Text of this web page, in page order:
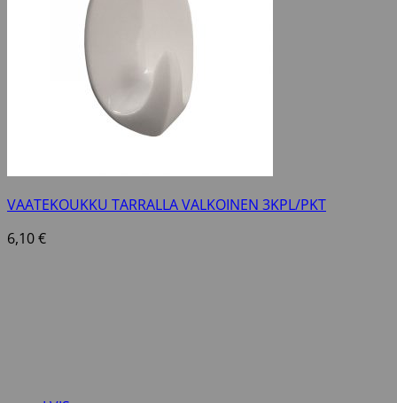
VAATEKOUKKU TARRALLA VALKOINEN 3KPL/PKT
6,10€